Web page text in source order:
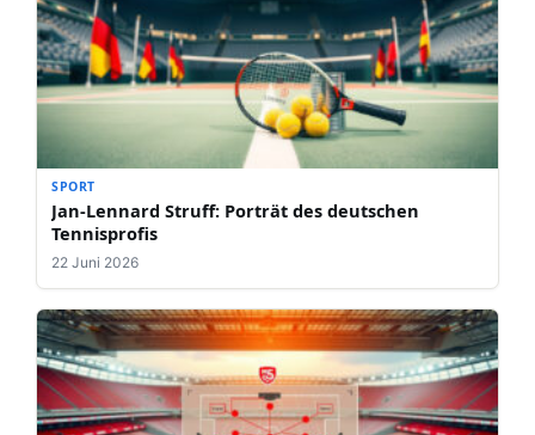
SPORT
Jan-Lennard Struff: Porträt des deutschen
Tennisprofis
22 Juni 2026